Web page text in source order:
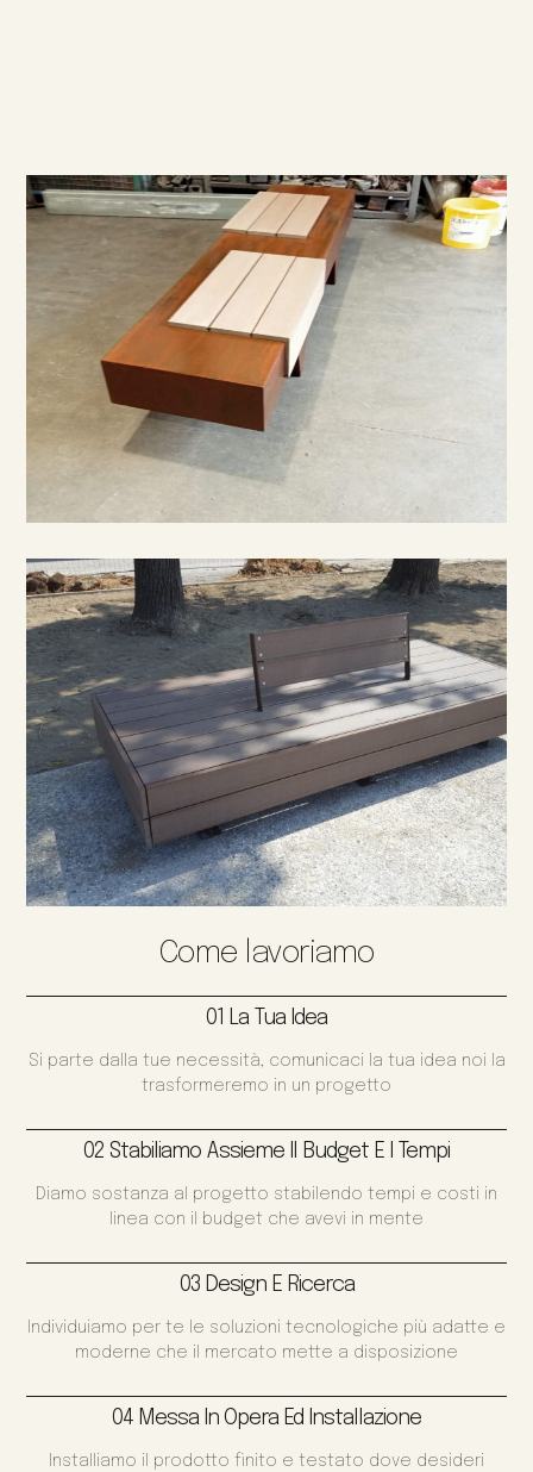
Come lavoriamo
01 La Tua Idea
Si parte dalla tue necessità, comunicaci la tua idea noi la
trasformeremo in un progetto
02 Stabiliamo Assieme Il Budget E I Tempi
Diamo sostanza al progetto stabilendo tempi e costi in
linea con il budget che avevi in mente
03 Design E Ricerca
Individuiamo per te le soluzioni tecnologiche più adatte e
moderne che il mercato mette a disposizione
04 Messa In Opera Ed Installazione
Installiamo il prodotto finito e testato dove desideri